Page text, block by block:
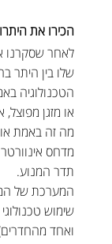
הכירו את
לאחר שסקרנו
שלו בין היתר
או מזגן
מה זה באמת
מדחס
תדר המנוע.
המערכת של
שימוש
ואחד